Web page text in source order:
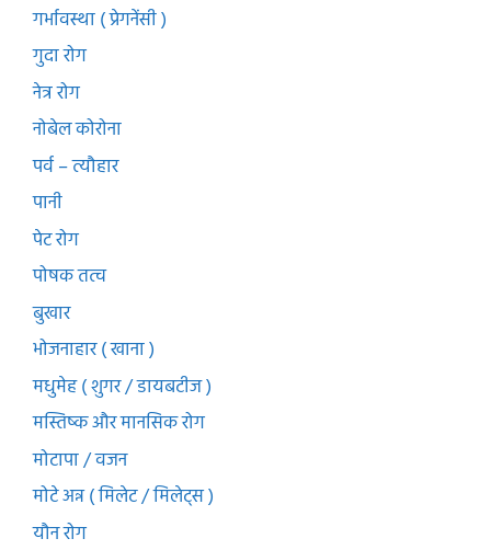
गर्भावस्था ( प्रेगनेंसी )
गुदा रोग
नेत्र रोग
नोबेल कोरोना
पर्व – त्यौहार
पानी
पेट रोग
पोषक तत्व
बुखार
भोजनाहार ( खाना )
मधुमेह ( शुगर / डायबटीज )
मस्तिष्क और मानसिक रोग
मोटापा / वजन
मोटे अन्न ( मिलेट / मिलेट्स )
यौन रोग